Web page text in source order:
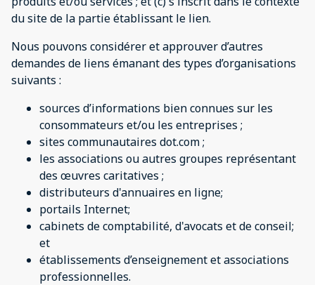
du site de la partie établissant le lien.
Nous pouvons considérer et approuver d’autres
demandes de liens émanant des types d’organisations
suivants :
sources d’informations bien connues sur les
consommateurs et/ou les entreprises ;
sites communautaires dot.com ;
les associations ou autres groupes représentant
des œuvres caritatives ;
distributeurs d'annuaires en ligne;
portails Internet;
cabinets de comptabilité, d'avocats et de conseil;
et
établissements d’enseignement et associations
professionnelles.